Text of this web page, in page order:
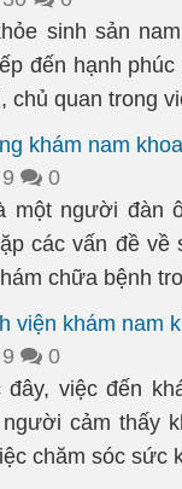
sinh sản
đến hạnh
chủ quan trong
khám nam
9
0
một người đàn
các vấn đề về
chữa bệnh
viện khám nam
9
0
đây, việc đến
người cảm thấy
chăm sóc sức